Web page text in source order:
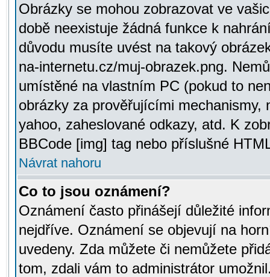
Obrázky se mohou zobrazovat ve
době neexistuje žádná funkce k
důvodu musíte uvést na takový
na-internetu.cz/muj-obrazek.png.
umístěné na vlastním PC (pokud to
obrázky za prověřujícími mechanismy,
yahoo, zaheslované odkazy, atd. K
BBCode [img] tag nebo příslušné
Návrat nahoru
Co to jsou oznámení?
Oznámení často přinášejí důležité
nejdříve. Oznámení se objevují na
uvedeny. Zda můžete či nemůžete
tom, zdali vám to administrátor